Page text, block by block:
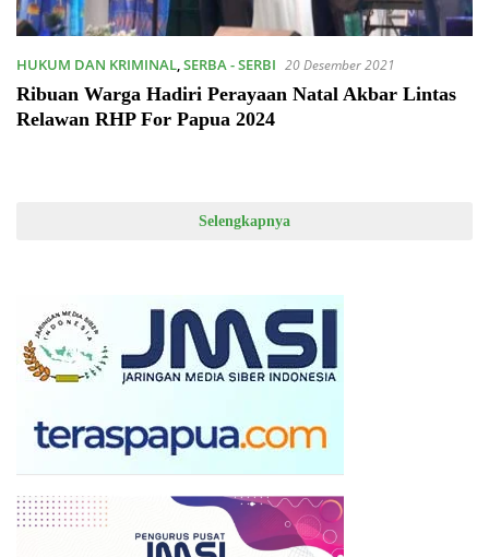
HUKUM DAN KRIMINAL,SERBA - SERBI 20 Desember 2021
Ribuan Warga Hadiri Perayaan Natal Akbar Lintas
Relawan RHP For Papua 2024
Selengkapnya